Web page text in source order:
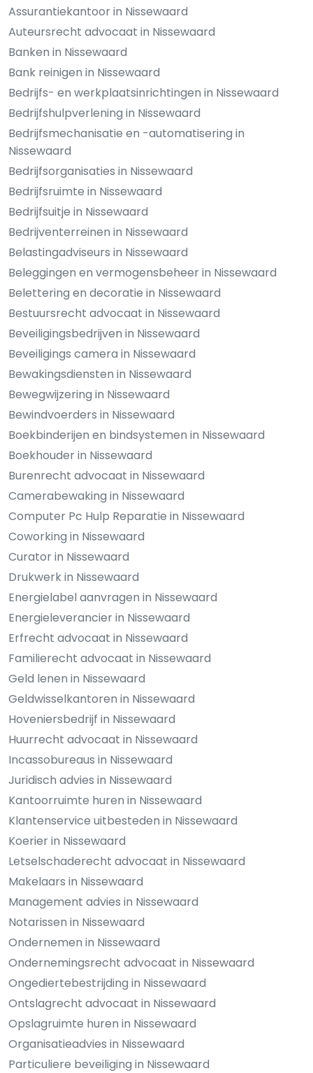
Assurantiekantoor in Nissewaard
Auteursrecht advocaat in Nissewaard
Banken in Nissewaard
Bank reinigen in Nissewaard
Bedrijfs- en werkplaatsinrichtingen in Nissewaard
Bedrijfshulpverlening in Nissewaard
Bedrijfsmechanisatie en -automatisering in
Nissewaard
Bedrijfsorganisaties in Nissewaard
Bedrijfsruimte in Nissewaard
Bedrijfsuitje in Nissewaard
Bedrijventerreinen in Nissewaard
Belastingadviseurs in Nissewaard
Beleggingen en vermogensbeheer in Nissewaard
Belettering en decoratie in Nissewaard
Bestuursrecht advocaat in Nissewaard
Beveiligingsbedrijven in Nissewaard
Beveiligings camera in Nissewaard
Bewakingsdiensten in Nissewaard
Bewegwijzering in Nissewaard
Bewindvoerders in Nissewaard
Boekbinderijen en bindsystemen in Nissewaard
Boekhouder in Nissewaard
Burenrecht advocaat in Nissewaard
Camerabewaking in Nissewaard
Computer Pc Hulp Reparatie in Nissewaard
Coworking in Nissewaard
Curator in Nissewaard
Drukwerk in Nissewaard
Energielabel aanvragen in Nissewaard
Energieleverancier in Nissewaard
Erfrecht advocaat in Nissewaard
Familierecht advocaat in Nissewaard
Geld lenen in Nissewaard
Geldwisselkantoren in Nissewaard
Hoveniersbedrijf in Nissewaard
Huurrecht advocaat in Nissewaard
Incassobureaus in Nissewaard
Juridisch advies in Nissewaard
Kantoorruimte huren in Nissewaard
Klantenservice uitbesteden in Nissewaard
Koerier in Nissewaard
Letselschaderecht advocaat in Nissewaard
Makelaars in Nissewaard
Management advies in Nissewaard
Notarissen in Nissewaard
Ondernemen in Nissewaard
Ondernemingsrecht advocaat in Nissewaard
Ongediertebestrijding in Nissewaard
Ontslagrecht advocaat in Nissewaard
Opslagruimte huren in Nissewaard
Organisatieadvies in Nissewaard
Particuliere beveiliging in Nissewaard